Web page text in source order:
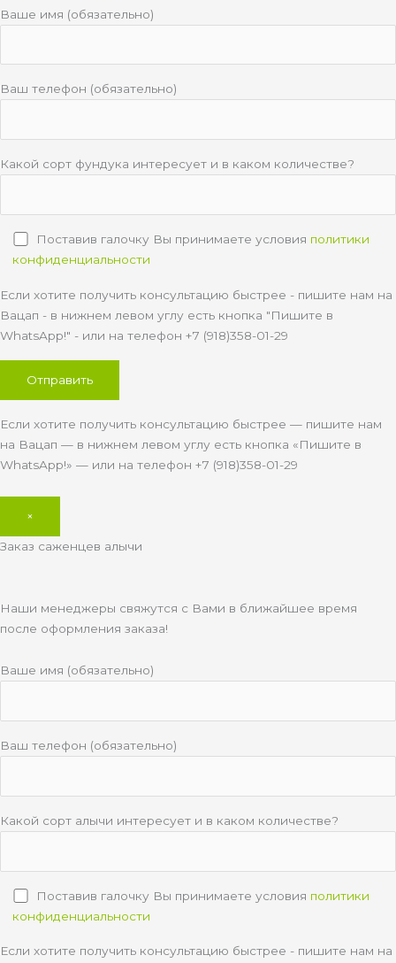
Ваше имя (обязательно)
Ваш телефон (обязательно)
Какой сорт фундука интересует и в каком количестве?
Поставив галочку Вы принимаете условия политики
конфиденциальности
Если хотите получить консультацию быстрее - пишите нам на
Вацап - в нижнем левом углу есть кнопка "Пишите в
WhatsApp!" - или на телефон +7 (918)358-01-29
Если хотите получить консультацию быстрее — пишите нам
на Вацап — в нижнем левом углу есть кнопка «Пишите в
WhatsApp!» — или на телефон +7 (918)358-01-29
×
Заказ саженцев алычи
Наши менеджеры свяжутся с Вами в ближайшее время
после оформления заказа!
Ваше имя (обязательно)
Ваш телефон (обязательно)
Какой сорт алычи интересует и в каком количестве?
Поставив галочку Вы принимаете условия политики
конфиденциальности
Если хотите получить консультацию быстрее - пишите нам на